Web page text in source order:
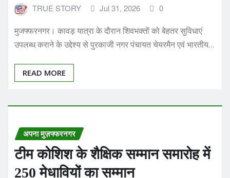
मुजफ्फरनगर। कावड़ यात्रा के दौरान शिवभक्तों को बेहतर सुविधाएं
READ MORE
अपना मुज़फ्फरनगर
टीम कोशिश के शैक्षिक सम्मान समारोह में
250 मेधावियों का सम्मान
TRUE STORY Jul 27, 2026